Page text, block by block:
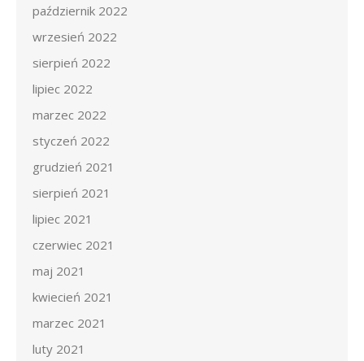
październik 2022
wrzesień 2022
sierpień 2022
lipiec 2022
marzec 2022
styczeń 2022
grudzień 2021
sierpień 2021
lipiec 2021
czerwiec 2021
maj 2021
kwiecień 2021
marzec 2021
luty 2021